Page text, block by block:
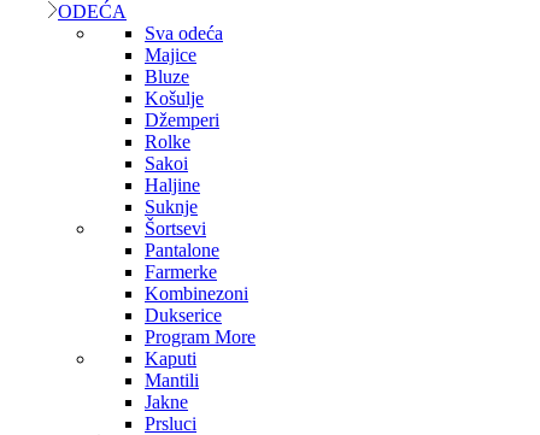
ODEĆA
Sva odeća
Majice
Bluze
Košulje
Džemperi
Rolke
Sakoi
Haljine
Suknje
Šortsevi
Pantalone
Farmerke
Kombinezoni
Dukserice
Program More
Kaputi
Mantili
Jakne
Prsluci